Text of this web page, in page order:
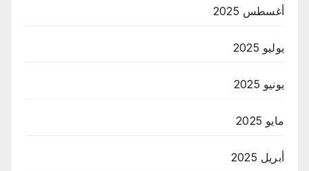
أغسطس 2025
يوليو 2025
يونيو 2025
مايو 2025
أبريل 2025